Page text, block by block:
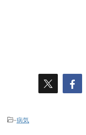
-病気